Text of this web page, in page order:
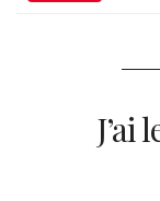
J’ai